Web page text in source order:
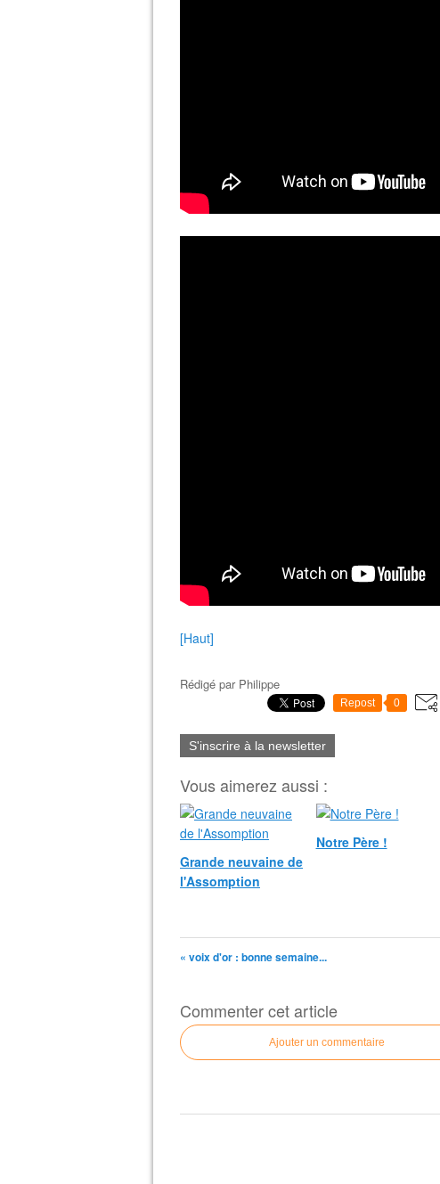
[Haut]
Rédigé par Philippe
Repost 0
S'inscrire à la newsletter
Vous aimerez aussi :
Grande neuvaine de
l'Assomption
Notre Père !
« voix d'or : bonne semaine...
Commenter cet article
Ajouter un commentaire